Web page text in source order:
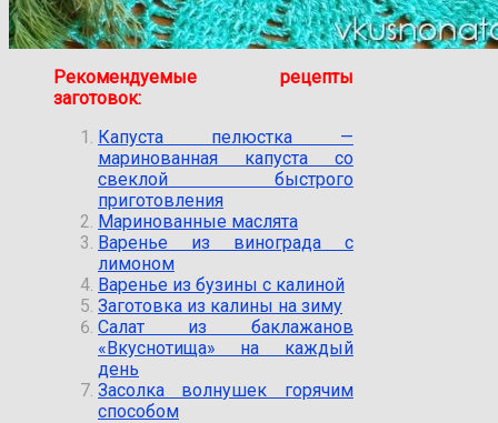
Рекомендуемые рецепты
заготовок:
Капуста пелюстка —
маринованная капуста со
свеклой быстрого
приготовления
Маринованные маслята
Варенье из винограда с
лимоном
Варенье из бузины с калиной
Заготовка из калины на зиму
Салат из баклажанов
«Вкуснотища» на каждый
день
Засолка волнушек горячим
способом